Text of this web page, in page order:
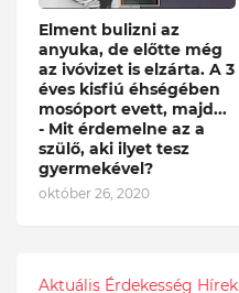
Elment bulizni az
anyuka, de előtte még
az ivóvizet is elzárta. A 3
éves kisfiú éhségében
mosóport evett, majd...
- Mit érdemelne az a
szülő, aki ilyet tesz
gyermekével?
október 26, 2020
Aktuális Érdekesség Hírek